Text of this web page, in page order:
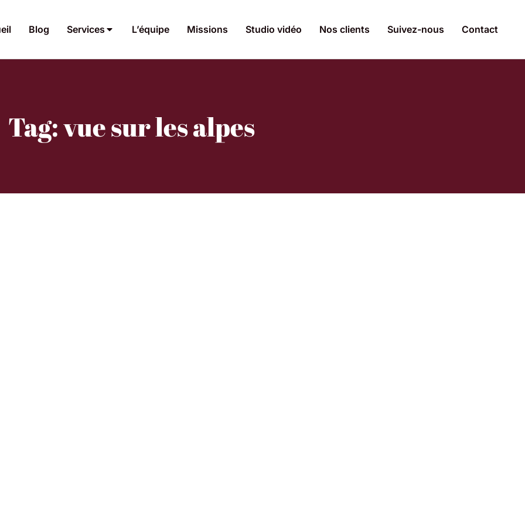
Blog Services L’équipe Missions Studio vidéo Nos clients Suivez-nous Contact
Tag: vue sur les alpes